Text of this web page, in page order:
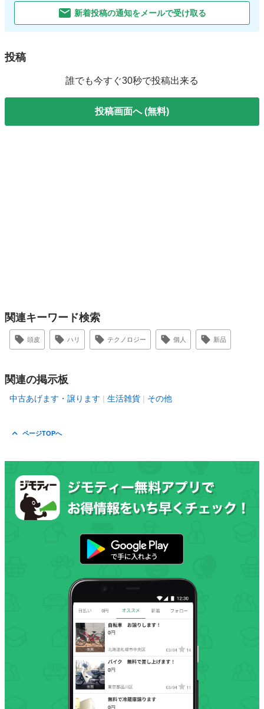
新着投稿の通知をメールで受け取る
投稿
誰でも今すぐ30秒で投稿出来る
投稿画面へ (無料)
関連キーワード検索
頭皮 ハリ テクノロジー 個人 新品
関連の掲示板
中古あげます・譲ります 生活雑貨 その他
ページTOPへ